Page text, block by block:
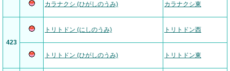
カラナクシ (ひがしのうみ) カラナクシ東
423
トリトドン (にしのうみ) トリトドン西
トリトドン (ひがしのうみ) トリトドン東